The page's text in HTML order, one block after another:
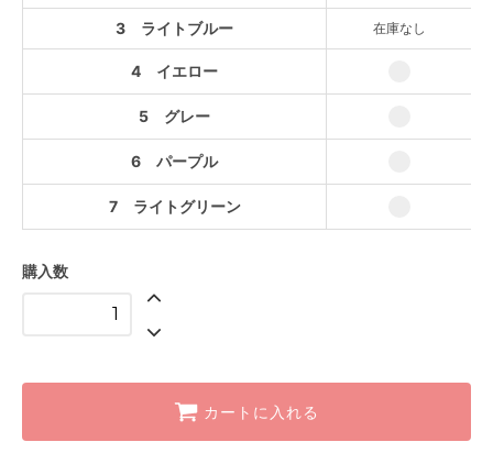
5 グレー
6 パープル
3 ライトブルー 在庫なし
4 イエロー
5 グレー
6 パープル
7 ライトグリーン
購入数
カートに入れる